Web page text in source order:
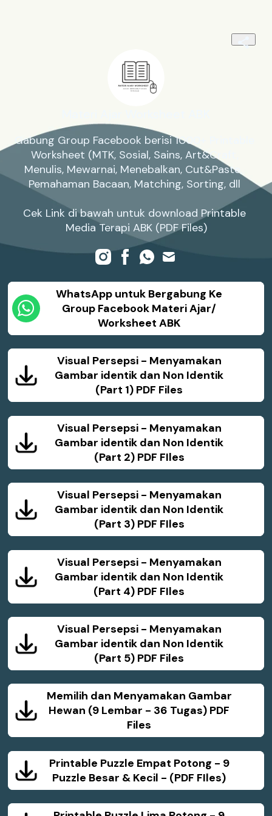
Gabung Group Facebook berisi 1000+ Printable
Worksheet (MTK, Sosial, Sains, Art&Craft,
Menulis, Mewarnai, Menebalkan, Cut&Paste,
Pemahaman Bacaan, Matching, Sorting, dll
Cek Link di bawah untuk download Printable
Media Terapi ABK (PDF Files)
WhatsApp untuk Bergabung Ke
Group Facebook Materi Ajar/
Worksheet ABK
Visual Persepsi - Menyamakan
Gambar identik dan Non Identik
(Part 1) PDF Files
Visual Persepsi - Menyamakan
Gambar identik dan Non Identik
(Part 2) PDF FIles
Visual Persepsi - Menyamakan
Gambar identik dan Non Identik
(Part 3) PDF FIles
Visual Persepsi - Menyamakan
Gambar identik dan Non Identik
(Part 4) PDF FIles
Visual Persepsi - Menyamakan
Gambar identik dan Non Identik
(Part 5) PDF Files
Memilih dan Menyamakan Gambar
Hewan (9 Lembar - 36 Tugas) PDF
Files
Printable Puzzle Empat Potong - 9
Puzzle Besar & Kecil - (PDF FIles)